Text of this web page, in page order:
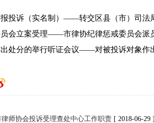
报投诉（实名制）——转交区县（市）司
员会立案受理——市律协纪律惩戒委员会
处分的举行听证会议——对被投诉对象作
师协会投诉受理查处中心工作职责 [ 2018-06-29